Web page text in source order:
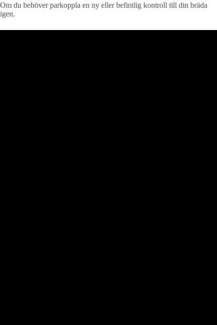
Om du behöver parkoppla en ny eller befintlig kontroll till din bräda
igen.